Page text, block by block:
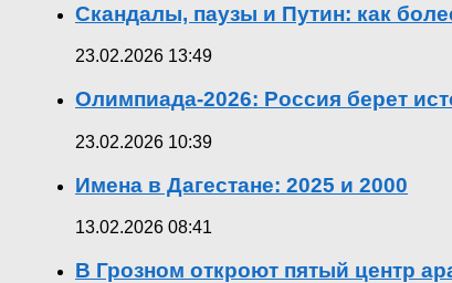
Скандалы, паузы и Путин: как
23.02.2026 13:49
Олимпиада-2026: Россия берет
23.02.2026 10:39
Имена в Дагестане: 2025 и 2000
13.02.2026 08:41
В Грозном откроют пятый центр